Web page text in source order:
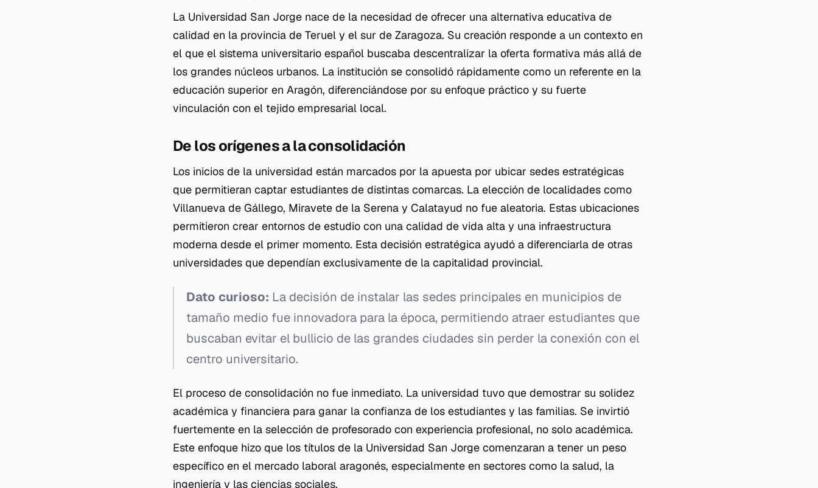
La Universidad San Jorge nace de la necesidad de ofrecer una alternativa educativa de
calidad en la provincia de Teruel y el sur de Zaragoza. Su creación responde a un contexto en
el que el sistema universitario español buscaba descentralizar la oferta formativa más allá de
los grandes núcleos urbanos. La institución se consolidó rápidamente como un referente en la
educación superior en Aragón, diferenciándose por su enfoque práctico y su fuerte
vinculación con el tejido empresarial local.
De los orígenes a la consolidación
Los inicios de la universidad están marcados por la apuesta por ubicar sedes estratégicas
que permitieran captar estudiantes de distintas comarcas. La elección de localidades como
Villanueva de Gállego, Miravete de la Serena y Calatayud no fue aleatoria. Estas ubicaciones
permitieron crear entornos de estudio con una calidad de vida alta y una infraestructura
moderna desde el primer momento. Esta decisión estratégica ayudó a diferenciarla de otras
universidades que dependían exclusivamente de la capitalidad provincial.
Dato curioso: La decisión de instalar las sedes principales en municipios de
tamaño medio fue innovadora para la época, permitiendo atraer estudiantes que
buscaban evitar el bullicio de las grandes ciudades sin perder la conexión con el
centro universitario.
El proceso de consolidación no fue inmediato. La universidad tuvo que demostrar su solidez
académica y financiera para ganar la confianza de los estudiantes y las familias. Se invirtió
fuertemente en la selección de profesorado con experiencia profesional, no solo académica.
Este enfoque hizo que los títulos de la Universidad San Jorge comenzaran a tener un peso
específico en el mercado laboral aragonés, especialmente en sectores como la salud, la
ingeniería y las ciencias sociales.